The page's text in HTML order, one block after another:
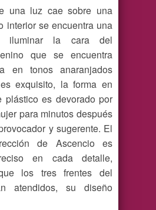
una luz cae sobre una
interior se encuentra una
iluminar la cara del
que se encuentra
en tonos anaranjados
exquisito, la forma en
plástico es devorado por
para minutos después
y sugerente. El
de Ascencio es
en cada detalle,
los tres frentes del
atendidos, su diseño